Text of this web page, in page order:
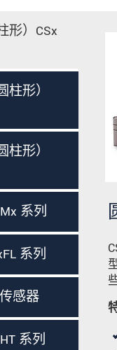
形）CSx
形）
形）
系列
系列
感器
系列